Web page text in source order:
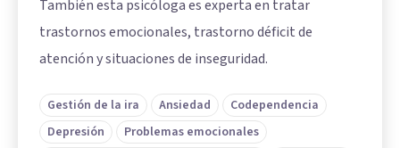
También esta psicóloga es experta en tratar
trastornos emocionales, trastorno déficit de
atención y situaciones de inseguridad.
Gestión de la ira Ansiedad
Codependencia
Depresión
Problemas emocionales